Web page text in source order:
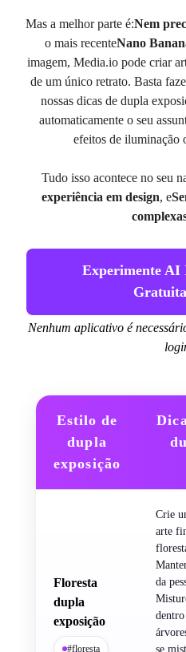
Mas a melhor parte é:Nem
o mais recenteNano
imagem, Media.io pode criar
de um único retrato. Basta
nossas dicas de dupla
automaticamente o seu
efeitos de iluminação
Tudo isso acontece no seu
experiência em design, e
Experimente AI
Nenhum aplicativo é
Estilo de
dupla
exposição
Floresta
dupla
exposição
#floresta
Crie
arte
da
se